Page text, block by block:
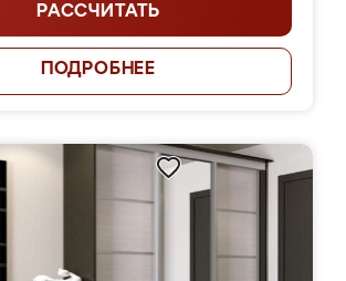
РАССЧИТАТЬ
ПОДРОБНЕЕ